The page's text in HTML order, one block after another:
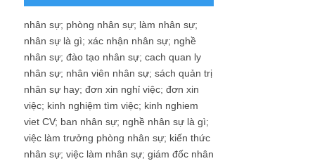
nhân sự; phòng nhân sự; làm nhân sự;
nhân sự là gì; xác nhận nhân sự; nghề
nhân sự; đào tạo nhân sự; cach quan ly
nhân sự; nhân viên nhân sự; sách quản trị
nhân sự hay; đơn xin nghỉ việc; đơn xin
việc; kinh nghiệm tìm việc; kinh nghiem
viet CV; ban nhân sự; nghề nhân sự là gì;
việc làm trưởng phòng nhân sự; kiến thức
nhân sự; việc làm nhân sự; giám đốc nhân